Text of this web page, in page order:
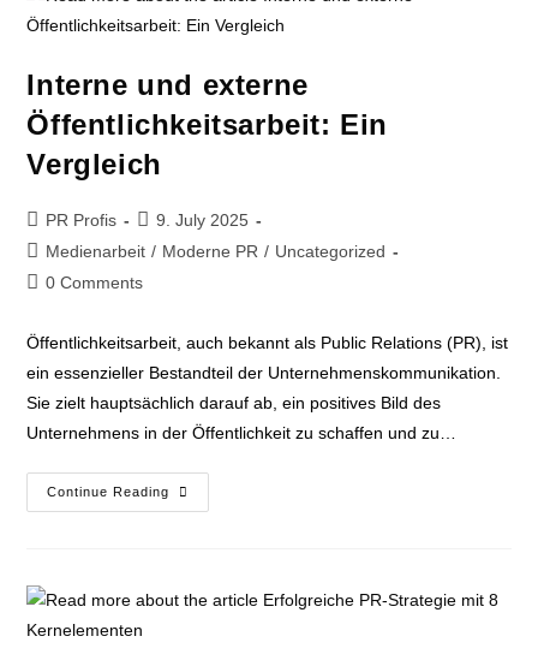
Interne und externe
Öffentlichkeitsarbeit: Ein
Vergleich
PR Profis
9. July 2025
Medienarbeit / Moderne PR / Uncategorized
0 Comments
Öffentlichkeitsarbeit, auch bekannt als Public Relations (PR), ist
ein essenzieller Bestandteil der Unternehmenskommunikation.
Sie zielt hauptsächlich darauf ab, ein positives Bild des
Unternehmens in der Öffentlichkeit zu schaffen und zu…
Continue Reading